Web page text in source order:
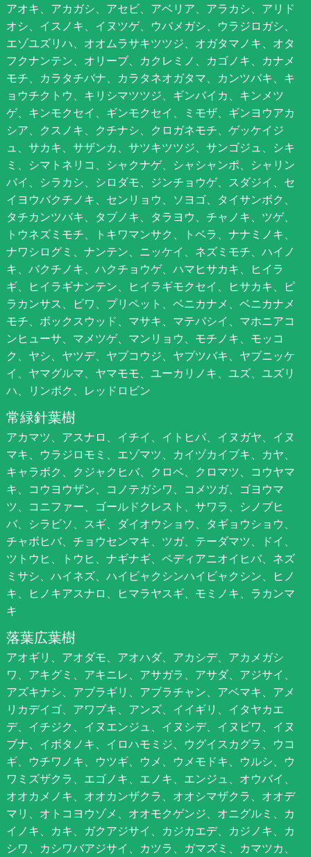
アオキ、アカガシ、アセビ、アベリア、アラカシ、アリド
オシ、イスノキ、イヌツゲ、ウバメガシ、ウラジロガシ、
エゾユズリハ、オオムラサキツツジ、オガタマノキ、オタ
フクナンテン、オリーブ、カクレミノ、カゴノキ、カナメ
モチ、カラタチバナ、カラタネオガタマ、カンツバキ、キ
ョウチクトウ、キリシマツツジ、ギンバイカ、キンメツ
ゲ、キンモクセイ、ギンモクセイ、ミモザ、ギンヨウアカ
シア、クスノキ、クチナシ、クロガネモチ、ゲッケイジ
ュ、サカキ、サザンカ、サツキツツジ、サンゴジュ、シキ
ミ、シマトネリコ、シャクナゲ、シャシャンポ、シャリン
バイ、シラカシ、シロダモ、ジンチョウゲ、スダジイ、セ
イヨウバクチノキ、センリョウ、ソヨゴ、タイサンボク、
タチカンツバキ、タブノキ、タラヨウ、チャノキ、ツゲ、
トウネズミモチ、トキワマンサク、トベラ、ナナミノキ、
ナワシログミ、ナンテン、ニッケイ、ネズミモチ、ハイノ
キ、バクチノキ、ハクチョウゲ、ハマヒサカキ、ヒイラ
ギ、ヒイラギナンテン、ヒイラギモクセイ、ヒサカキ、ピ
ラカンサス、ビワ、プリペット、ベニカナメ、ベニカナメ
モチ、ボックスウッド、マサキ、マテバシイ、マホニアコ
ンヒューサ、マメツゲ、マンリョウ、モチノキ、モッコ
ク、ヤシ、ヤツデ、ヤブコウジ、ヤブツバキ、ヤブニッケ
イ、ヤマグルマ、ヤマモモ、ユーカリノキ、ユズ、ユズリ
ハ、リンボク、レッドロビン
常緑針葉樹
アカマツ、アスナロ、イチイ、イトヒバ、イヌガヤ、イヌ
マキ、ウラジロモミ、エゾマツ、カイヅカイブキ、カヤ、
キャラボク、クジャクヒバ、クロベ、クロマツ、コウヤマ
キ、コウヨウザン、コノテガシワ、コメツガ、ゴヨウマ
ツ、コニファー、ゴールドクレスト、サワラ、シノブヒ
バ、シラビソ、スギ、ダイオウショウ、タギョウショウ、
チャボヒバ、チョウセンマキ、ツガ、テーダマツ、ドイ、
ツトウヒ、トウヒ、ナギナギ、ペディアニオイヒバ、ネズ
ミサシ、ハイネズ、ハイビャクシンハイビャクシン、ヒノ
キ、ヒノキアスナロ、ヒマラヤスギ、モミノキ、ラカンマ
キ
落葉広葉樹
アオギリ、アオダモ、アオハダ、アカシデ、アカメガシ
ワ、アキグミ、アキニレ、アサガラ、アサダ、アジサイ、
アズキナシ、アブラギリ、アブラチャン、アベマキ、アメ
リカデイゴ、アワブキ、アンズ、イイギリ、イタヤカエ
デ、イチジク、イヌエンジュ、イヌシデ、イヌビワ、イヌ
ブナ、イボタノキ、イロハモミジ、ウグイスカグラ、ウコ
ギ、ウチワノキ、ウツギ、ウメ、ウメモドキ、ウルシ、ウ
ワミズザクラ、エゴノキ、エノキ、エンジュ、オウバイ、
オオカメノキ、オオカンザクラ、オオシマザクラ、オオデ
マリ、オトコヨウゾメ、オオモクゲンジ、オニグルミ、カ
イノキ、カキ、ガクアジサイ、カジカエデ、カジノキ、カ
シワ、カシワバアジサイ、カツラ、ガマズミ、カマツカ、